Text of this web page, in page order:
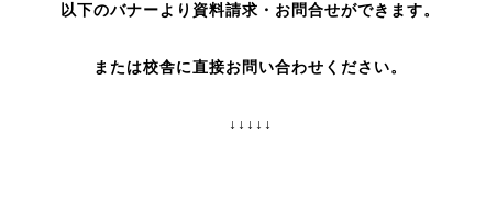
以下のバナーより資料請求・お問合せができます。
または校舎に直接お問い合わせください。
↓↓↓↓↓